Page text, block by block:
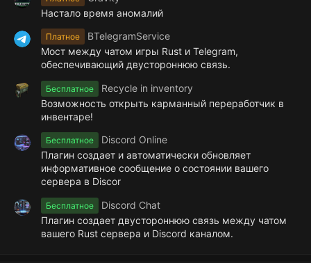
д
Настало время аномалий
Платное
BTelegramService
Мост между чатом игры Rust и Telegram,
обеспечивающий двустороннюю связь.
Бесплатное
Recycle in inventory
Возможность открыть карманный переработчик в
инвентаре!
Бесплатное
Discord Online
Плагин создает и автоматически обновляет
информативное сообщение о состоянии вашего
сервера в Discor
Бесплатное
Discord Chat
Плагин создает двустороннюю связь между чатом
вашего Rust сервера и Discord каналом.